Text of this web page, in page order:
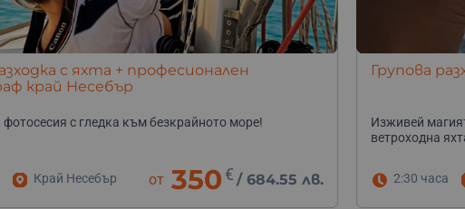
с яхта + професионален
край Несебър
с гледка към безкрайното море!
Край Несебър от 350 € /684.55 лв.
Групова
Изживей
ветроходна
2:30 часа